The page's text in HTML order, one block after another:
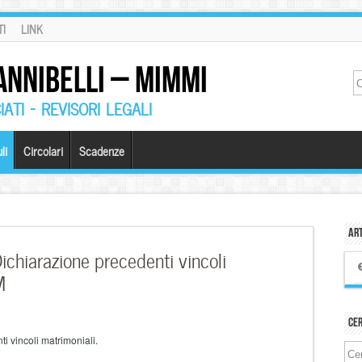
LINK
– MIMMI
– REVISORI LEGALI
Circolari Scadenze
precedenti vincoli
vincoli matrimoniali.